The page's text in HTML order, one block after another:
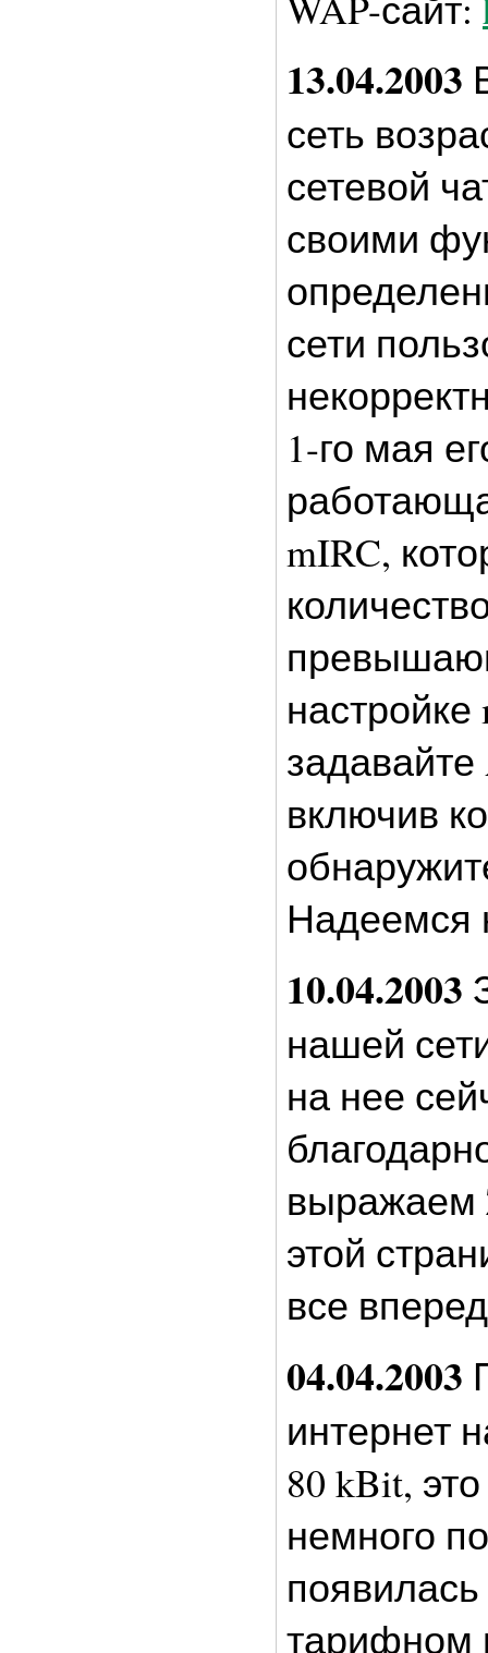
13.04.2003
сеть
сетевой
своими
сети
1-го мая
mIRC,
задавайте
включив
Надеемся
10.04.2003
нашей
на нее
выражаем
этой
все
04.04.2003
интернет
80 kBit,
немного
тарифном